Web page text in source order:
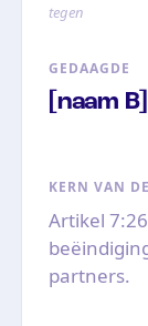
tegen
GEDAAGDE
[naam B]
KERN VAN
Artikel
partners.